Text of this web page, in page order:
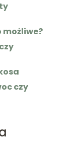
możliwe?
czy